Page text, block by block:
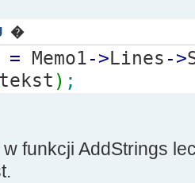
�
= Memo1->Lines ->
tekst ) ;
funkcji AddStrings